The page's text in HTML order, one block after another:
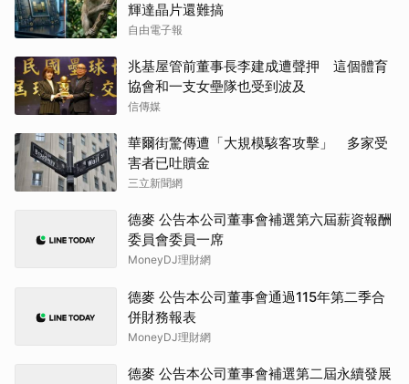
輝達晶片還難搞
自由電子報
兆基屋管前董事長李建成遭聲押 這個體育
協會和一支女壘隊也受到波及
信傳媒
華爾街驚傳遭「大規模駭客攻擊」 多家受
害者已吐贖金
三立新聞網
德麥 公告本公司董事會補選第六屆薪資報酬
委員會委員一席
MoneyDJ理財網
德麥 公告本公司董事會通過115年第二季合
併財務報表
MoneyDJ理財網
德麥 公告本公司董事會補選第二屆永續發展